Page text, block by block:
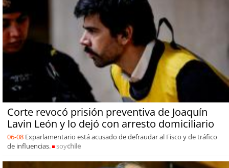
Corte revocó prisión preventiva de Joaquín
Lavin León y lo dejó con arresto domiciliario
06-08 Exparlamentario está acusado de defraudar al Fisco y de tráfico
de influencias.
soychile